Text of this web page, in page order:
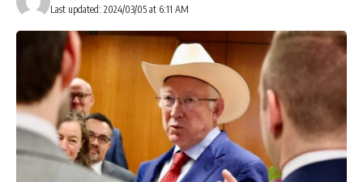
Last updated: 2024/03/05 at 6:11 AM